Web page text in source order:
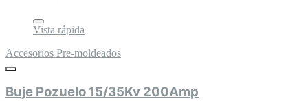
Vista rápida
Accesorios Pre-moldeados
Buje Pozuelo 15/35Kv 200Amp